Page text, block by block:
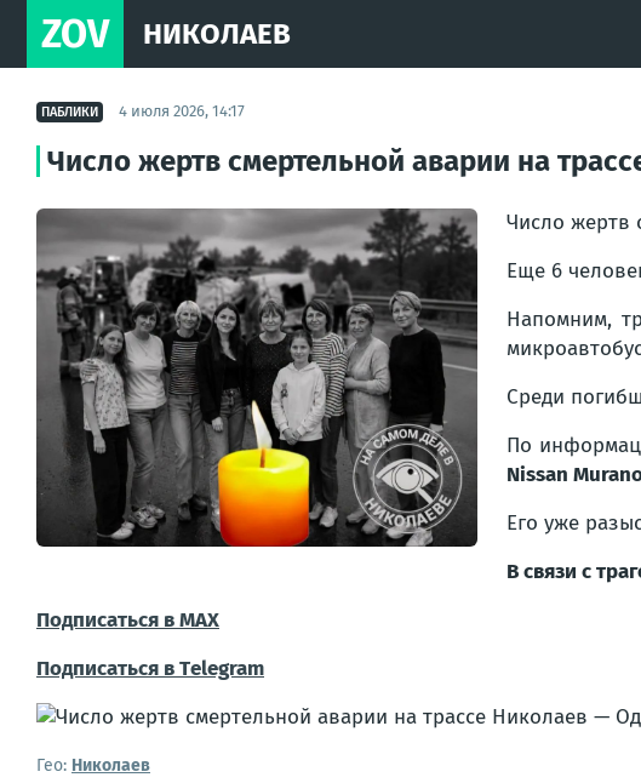
ZOV НИКОЛАЕВ
ПАБЛИКИ 4 июля 2026, 14:17
Число жертв смертельной аварии на
Число жертв
Еще 6
Напомним,
Среди
По
Nissan
Его уже
В связи с
Подписаться в МАХ
Подписаться в Тelegram
Гео: Николаев